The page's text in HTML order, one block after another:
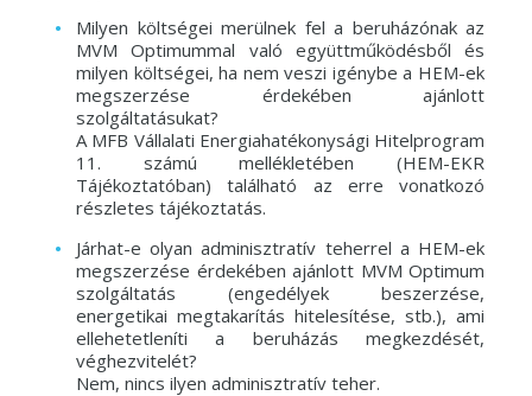
Milyen költségei merülnek fel a beruházónak az
MVM Optimummal való együttműködésből és
milyen költségei, ha nem veszi igénybe a HEM-ek
megszerzése érdekében ajánlott
szolgáltatásukat?
A MFB Vállalati Energiahatékonysági Hitelprogram
11. számú mellékletében (HEM-EKR
Tájékoztatóban) található az erre vonatkozó
részletes tájékoztatás.
Járhat-e olyan adminisztratív teherrel a HEM-ek
megszerzése érdekében ajánlott MVM Optimum
szolgáltatás (engedélyek beszerzése,
energetikai megtakarítás hitelesítése, stb.), ami
ellehetetleníti a beruházás megkezdését,
véghezvitelét?
Nem, nincs ilyen adminisztratív teher.